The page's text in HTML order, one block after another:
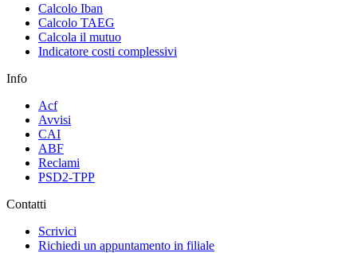
Calcolo Iban
Calcolo TAEG
Calcola il mutuo
Indicatore costi complessivi
Info
Acf
Avvisi
CAI
ABF
Reclami
PSD2-TPP
Contatti
Scrivici
Richiedi un appuntamento in filiale